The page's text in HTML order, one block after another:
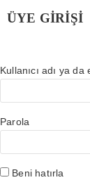
ÜYE GİRİŞİ
Kullanıcı adı ya
Parola
Beni hatırla